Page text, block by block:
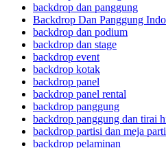
backdrop dan panggung
Backdrop Dan Panggung
backdrop dan podium
backdrop dan stage
backdrop event
backdrop kotak
backdrop panel
backdrop panel rental
backdrop panggung
backdrop panggung dan tirai
backdrop partisi dan meja
backdrop pelaminan